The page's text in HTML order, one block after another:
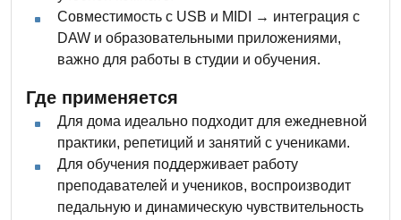
Совместимость с USB и MIDI → интеграция с
DAW и образовательными приложениями,
важно для работы в студии и обучения.
Где применяется
Для дома идеально подходит для ежедневной
практики, репетиций и занятий с учениками.
Для обучения поддерживает работу
преподавателей и учеников, воспроизводит
педальную и динамическую чувствительность